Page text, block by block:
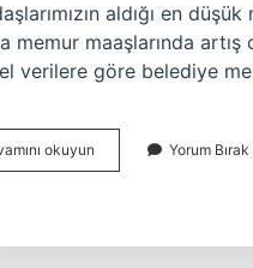
aldığı en
memur maaşlarında
verilere göre belediye
okuyun Belediye
Personeli
Yorum Bırak